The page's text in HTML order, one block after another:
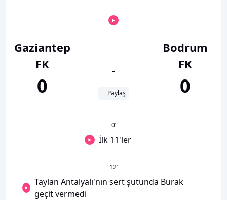
Gaziantep
FK
0
-
Paylaş
Bodrum
FK
0
0’
İlk 11'ler
12’
Taylan Antalyalı'nın sert şutunda Burak
geçit vermedi